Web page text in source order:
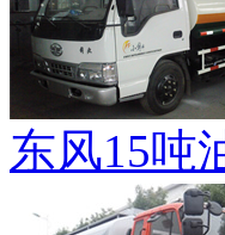
东风15吨